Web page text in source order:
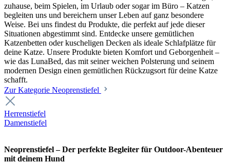
zuhause, beim Spielen, im Urlaub oder sogar im Büro – Katzen
begleiten uns und bereichern unser Leben auf ganz besondere
Weise. Bei uns findest du Produkte, die perfekt auf jede dieser
Situationen abgestimmt sind. Entdecke unsere gemütlichen
Katzenbetten oder kuscheligen Decken als ideale Schlafplätze für
deine Katze. Unsere Produkte bieten Komfort und Geborgenheit –
wie das LunaBed, das mit seiner weichen Polsterung und seinem
modernen Design einen gemütlichen Rückzugsort für deine Katze
schafft.
Zur Kategorie Neoprenstiefel
Herrenstiefel
Damenstiefel
Neoprenstiefel – Der perfekte Begleiter für Outdoor-Abenteuer
mit deinem Hund